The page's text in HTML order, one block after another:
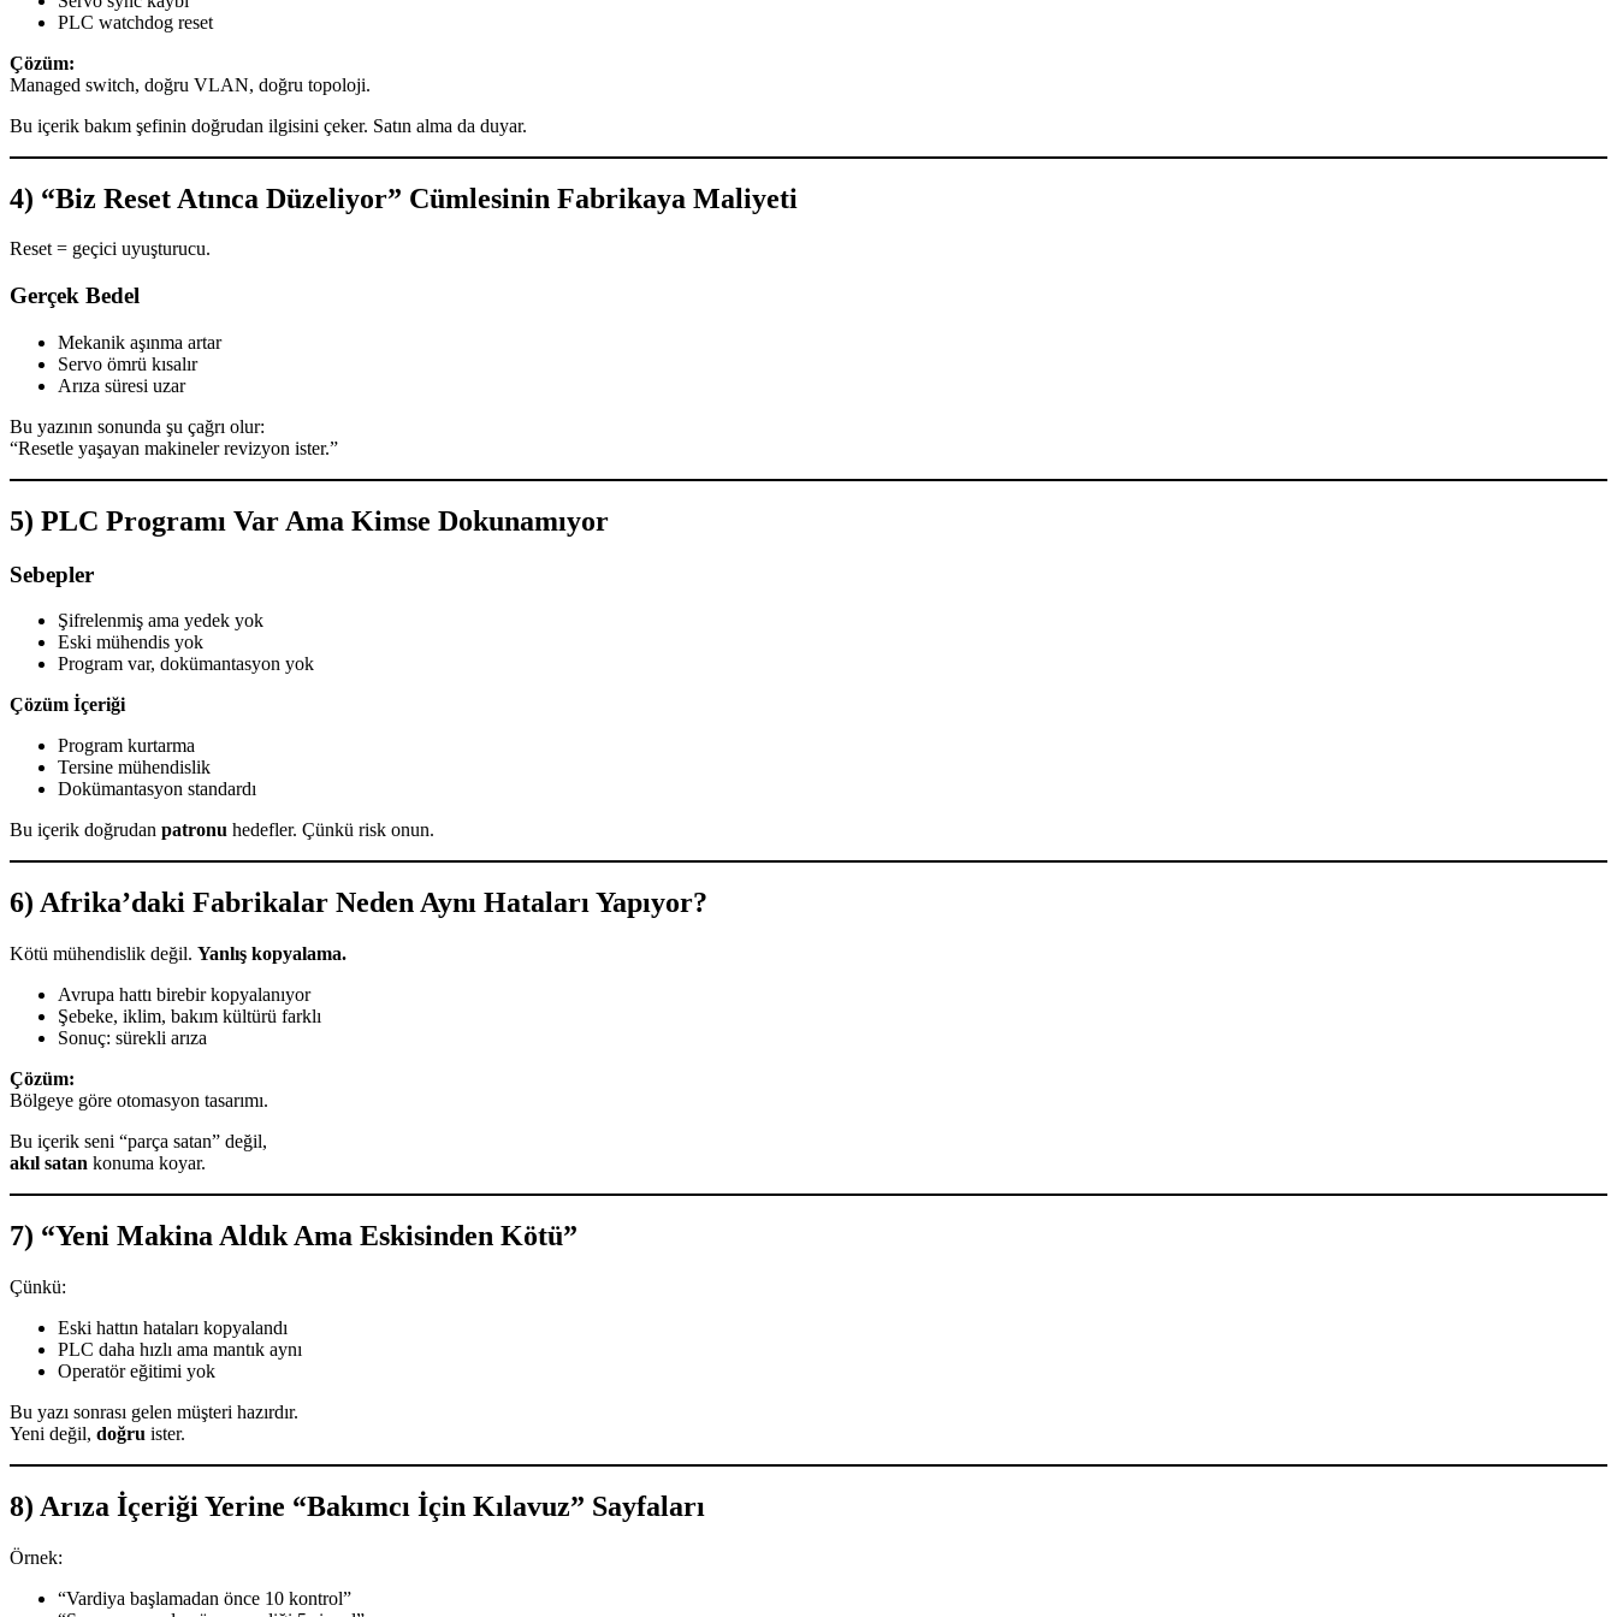
PLC watchdog reset
Çözüm:
Managed switch, doğru VLAN, doğru topoloji.
Bu içerik bakım şefinin doğrudan ilgisini çeker. Satın alma da duyar.
4) “Biz Reset Atınca Düzeliyor” Cümlesinin Fabrikaya Maliyeti
Reset = geçici uyuşturucu.
Gerçek Bedel
Mekanik aşınma artar
Servo ömrü kısalır
Arıza süresi uzar
Bu yazının sonunda şu çağrı olur:
“Resetle yaşayan makineler revizyon ister.”
5) PLC Programı Var Ama Kimse Dokunamıyor
Sebepler
Şifrelenmiş ama yedek yok
Eski mühendis yok
Program var, dokümantasyon yok
Çözüm İçeriği
Program kurtarma
Tersine mühendislik
Dokümantasyon standardı
Bu içerik doğrudan patronu hedefler. Çünkü risk onun.
6) Afrika’daki Fabrikalar Neden Aynı Hataları Yapıyor?
Kötü mühendislik değil. Yanlış kopyalama.
Avrupa hattı birebir kopyalanıyor
Şebeke, iklim, bakım kültürü farklı
Sonuç: sürekli arıza
Çözüm:
Bölgeye göre otomasyon tasarımı.
Bu içerik seni “parça satan” değil,
akıl satan konuma koyar.
7) “Yeni Makina Aldık Ama Eskisinden Kötü”
Çünkü:
Eski hattın hataları kopyalandı
PLC daha hızlı ama mantık aynı
Operatör eğitimi yok
Bu yazı sonrası gelen müşteri hazırdır.
Yeni değil, doğru ister.
8) Arıza İçeriği Yerine “Bakımcı İçin Kılavuz” Sayfaları
Örnek:
“Vardiya başlamadan önce 10 kontrol”